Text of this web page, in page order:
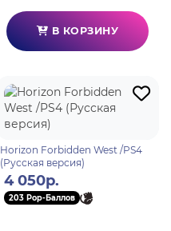
В КОРЗИНУ
Horizon Forbidden West /PS4
(Русская версия)
4 050р.
203 Pop-Баллов